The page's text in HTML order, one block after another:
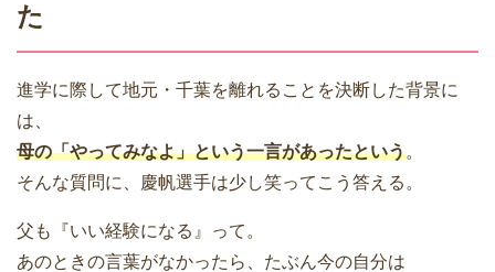
た
進学に際して地元・千葉を離れることを決断した背景に
は、
母の「やってみなよ」という一言があったという。
そんな質問に、慶帆選手は少し笑ってこう答える。
父も『いい経験になる』って。
あのときの言葉がなかったら、たぶん今の自分は